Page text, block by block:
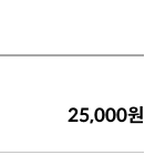
25,000원